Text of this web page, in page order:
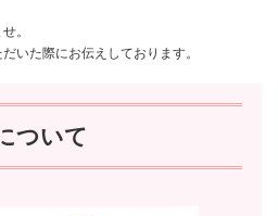
。
いた際にお伝えしております。
ついて